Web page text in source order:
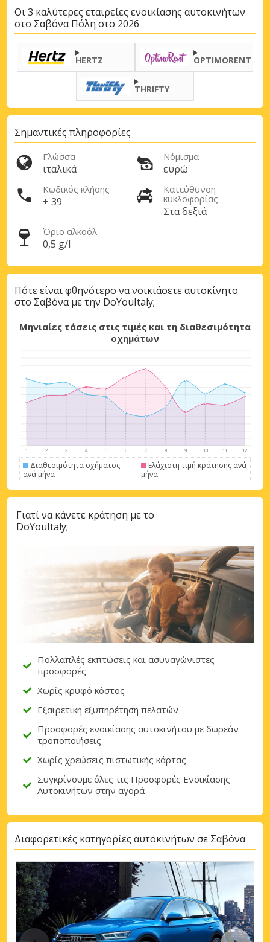
Οι 3 καλύτερες εταιρείες ενοικίασης αυτοκινήτων
στο Σαβόνα Πόλη στο 2026
HERTZ OPTIMORENT
THRIFTY
Σημαντικές πληροφορίες
Γλώσσα
ιταλικά
Νόμισμα
ευρώ
Κωδικός κλήσης
+ 39
Κατεύθυνση
κυκλοφορίας
Στα δεξιά
Όριο αλκοόλ
0,5 g/l
Πότε είναι φθηνότερο να νοικιάσετε αυτοκίνητο
στο Σαβόνα με την DoYouItaly;
Μηνιαίες τάσεις στις τιμές και τη διαθεσιμότητα
οχημάτων
Διαθεσιμότητα οχήματος
ανά μήνα
Ελάχιστη τιμή κράτησης ανά
μήνα
Γιατί να κάνετε κράτηση με το
DoYouItaly;
Πολλαπλές εκπτώσεις και ασυναγώνιστες
προσφορές
Χωρίς κρυφό κόστος
Εξαιρετική εξυπηρέτηση πελατών
Προσφορές ενοικίασης αυτοκινήτου με δωρεάν
τροποποιήσεις
Χωρίς χρεώσεις πιστωτικής κάρτας
Συγκρίνουμε όλες τις Προσφορές Ενοικίασης
Αυτοκινήτων στην αγορά
Διαφορετικές κατηγορίες αυτοκινήτων σε Σαβόνα
Μεγάλες εξοικονομήσεις
Αποκτήστε πρόσβαση σε αποκλειστικές
προσφορές συνεργατών
Σύνδεση με eLink